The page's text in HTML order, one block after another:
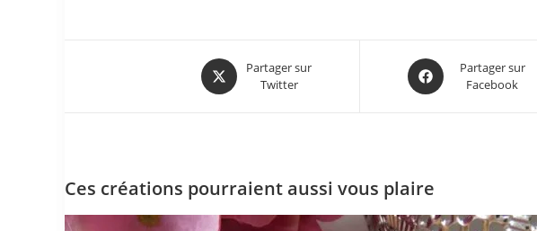
Partager sur
Twitter
Partager sur
Facebook
Ces créations pourraient aussi vous plaire